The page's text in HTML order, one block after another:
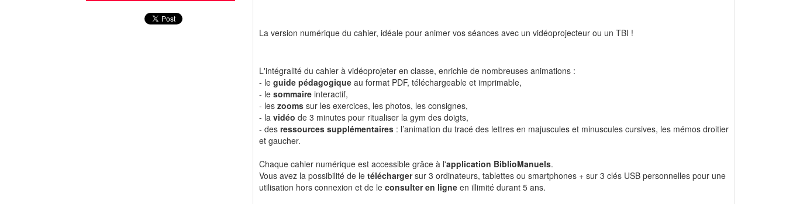
La version numérique du cahier, idéale pour animer vos séances avec un vidéoprojecteur ou un TBI !
L'intégralité du cahier à vidéoprojeter en classe, enrichie de nombreuses animations :
- le guide pédagogique au format PDF, téléchargeable et imprimable,
- le sommaire interactif,
- les zooms sur les exercices, les photos, les consignes,
- la vidéo de 3 minutes pour ritualiser la gym des doigts,
- des ressources supplémentaires : l’animation du tracé des lettres en majuscules et minuscules cursives, les mémos droitier
et gaucher.
Chaque cahier numérique est accessible grâce à l'application BiblioManuels.
Vous avez la possibilité de le téléchargersur 3 ordinateurs, tablettes ou smartphones + sur 3 clés USB personnelles pour une
utilisation hors connexion et de le consulter en ligne en illimité durant 5 ans.